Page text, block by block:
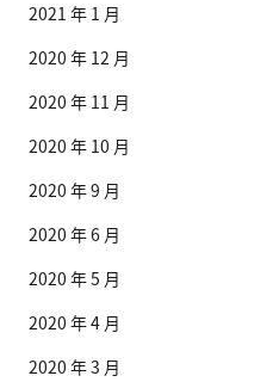
2021 年 1 月
2020 年 12 月
2020 年 11 月
2020 年 10 月
2020 年 9 月
2020 年 6 月
2020 年 5 月
2020 年 4 月
2020 年 3 月